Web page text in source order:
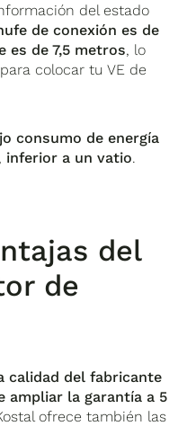
del estado
de conexión es de
es de 7,5 metros, lo
colocar tu VE de
consumo de energía
inferior a un vatio.
del
de
calidad del fabricante
ampliar la garantía a 5
ofrece también las